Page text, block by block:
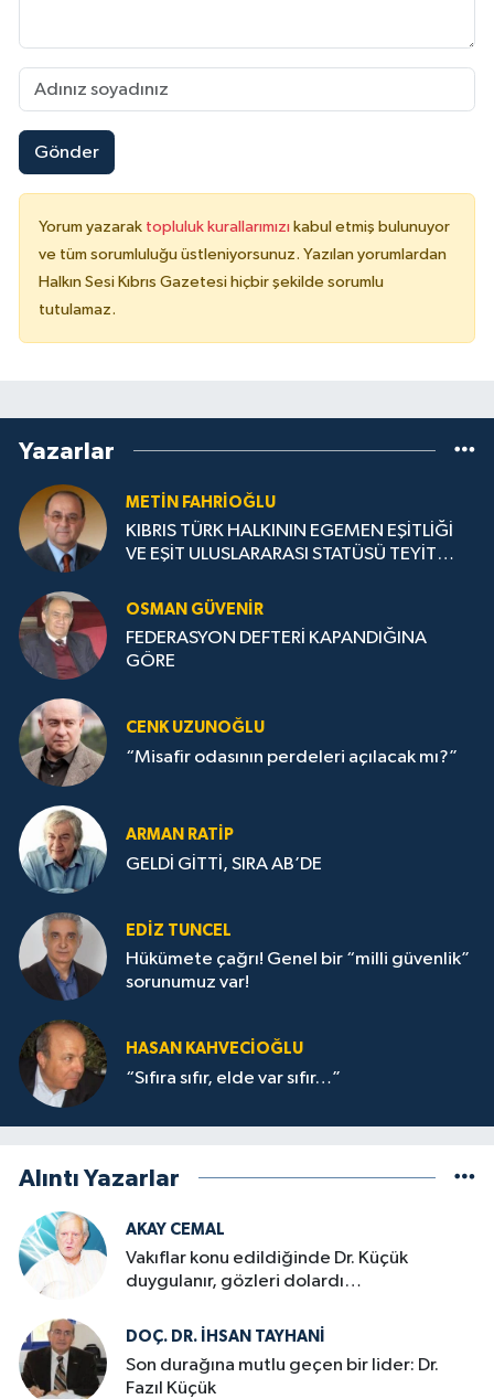
Gönder
Yorum yazarak topluluk kurallarımızı kabul etmiş bulunuyor
ve tüm sorumluluğu üstleniyorsunuz. Yazılan yorumlardan
Halkın Sesi Kıbrıs Gazetesi hiçbir şekilde sorumlu
tutulamaz.
Yazarlar
METIN FAHRİOĞLU
KIBRIS TÜRK HALKININ EGEMEN EŞİTLİĞİ
VE EŞİT ULUSLARARASI STATÜSÜ TEYİT
OSMAN GÜVENİR
FEDERASYON DEFTERİ KAPANDIĞINA
GÖRE
CENK UZUNOĞLU
“Misafir odasının perdeleri açılacak mı?”
ARMAN RATİP
GELDİ GİTTİ, SIRA AB’DE
EDIZ TUNCEL
Hükümete çağrı! Genel bir “milli güvenlik”
sorunumuz var!
HASAN KAHVECİOĞLU
“Sıfıra sıfır, elde var sıfır…”
Alıntı Yazarlar
AKAY CEMAL
Vakıflar konu edildiğinde Dr. Küçük
duygulanır, gözleri dolardı…
DOÇ. DR. İHSAN TAYHANI
Son durağına mutlu geçen bir lider: Dr.
Fazıl Küçük